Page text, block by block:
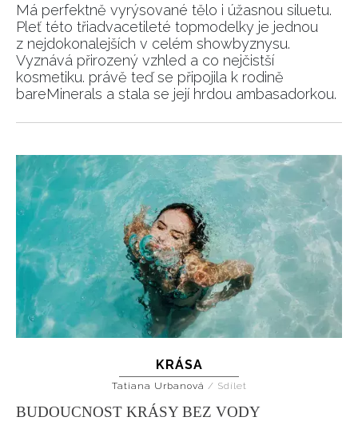
Má perfektně vyrýsované tělo i úžasnou siluetu.
Pleť této třiadvacetileté topmodelky je jednou
z nejdokonalejších v celém showbyznysu.
Vyznává přirozený vzhled a co nejčistší
kosmetiku. právě teď se připojila k rodině
bareMinerals a stala se její hrdou ambasadorkou.
KRÁSA
Tatiana Urbanová / Sdílet
BUDOUCNOST KRÁSY BEZ VODY